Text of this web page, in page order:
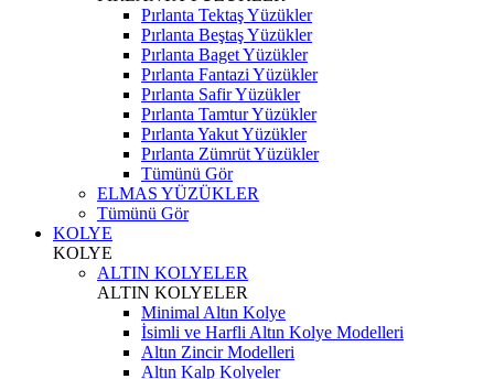
Pırlanta Tektaş Yüzükler
Pırlanta Beştaş Yüzükler
Pırlanta Baget Yüzükler
Pırlanta Fantazi Yüzükler
Pırlanta Safir Yüzükler
Pırlanta Tamtur Yüzükler
Pırlanta Yakut Yüzükler
Pırlanta Zümrüt Yüzükler
Tümünü Gör
ELMAS YÜZÜKLER
Tümünü Gör
KOLYE
KOLYE
ALTIN KOLYELER
ALTIN KOLYELER
Minimal Altın Kolye
İsimli ve Harfli Altın Kolye Modelleri
Altın Zincir Modelleri
Altın Kalp Kolyeler